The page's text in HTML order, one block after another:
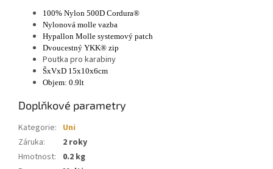
100% Nylon 500D Cordura®
Nylonová molle vazba
Hypallon Molle systemový patch
Dvoucestný YKK® zip
Poutka pro karabiny
ŠxVxD 15x10x6cm
Objem: 0.9lt
Doplňkové parametry
Kategorie: Uni
Záruka:
2 roky
Hmotnost:
0.2 kg